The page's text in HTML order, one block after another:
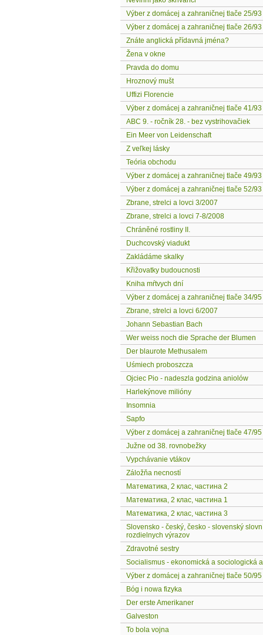
Výber z domácej a zahraničnej tlače 25/93
Výber z domácej a zahraničnej tlače 26/93
Znáte anglická přídavná jména?
Žena v okne
Pravda do domu
Hroznový mušt
Uffizi Florencie
Výber z domácej a zahraničnej tlače 41/93
ABC 9. - ročník 28. - bez vystrihovačiek
Ein Meer von Leidenschaft
Z veľkej lásky
Teória obchodu
Výber z domácej a zahraničnej tlače 49/93
Výber z domácej a zahraničnej tlače 52/93
Zbrane, strelci a lovci 3/2007
Zbrane, strelci a lovci 7-8/2008
Chráněné rostliny II.
Duchcovský viadukt
Zakládáme skalky
Křižovatky budoucnosti
Kniha mŕtvych dní
Výber z domácej a zahraničnej tlače 34/95
Zbrane, strelci a lovci 6/2007
Johann Sebastian Bach
Wer weiss noch die Sprache der Blumen
Der blaurote Methusalem
Uśmiech proboszcza
Ojciec Pio - nadeszla godzina aniolów
Harlekýnove milióny
Insomnia
Sapfo
Výber z domácej a zahraničnej tlače 47/95
Južne od 38. rovnobežky
Vypchávanie vtákov
Záložňa necností
Математика, 2 клас, частина 2
Математика, 2 клас, частина 1
Математика, 2 клас, частина 3
Slovensko - český, česko - slovenský
rozdielnych výrazov
Zdravotné sestry
Socialismus - ekonomická a sociologická
Výber z domácej a zahraničnej tlače 50/95
Bóg i nowa fizyka
Der erste Amerikaner
Galveston
To bola vojna